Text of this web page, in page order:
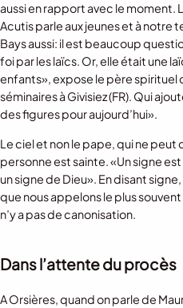
aussi en rapport avec le moment.
Acutis parle aux jeunes et à notre
Bays aussi: il est beaucoup
foi par les laïcs. Or, elle était une
enfants», expose le père spirituel
séminaires à Givisiez (FR). Qui
des figures pour aujourd’hui».
Le ciel et non le pape, qui ne
personne est sainte. «Un signe
un signe de Dieu». En disant
que nous appelons le plus
n’y a pas de canonisation.
Dans l’attente du procès
A Orsières, quand on parle de